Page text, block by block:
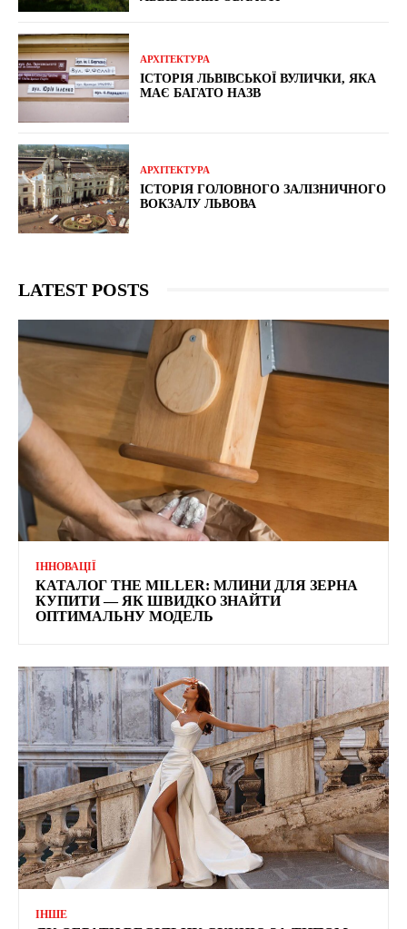
АРХІТЕКТУРА
ІСТОРІЯ ЛЬВІВСЬКОЇ ВУЛИЧКИ, ЯКА
МАЄ БАГАТО НАЗВ
АРХІТЕКТУРА
ІСТОРІЯ ГОЛОВНОГО ЗАЛІЗНИЧНОГО
ВОКЗАЛУ ЛЬВОВА
LATEST POSTS
ІННОВАЦІЇ
КАТАЛОГ THE MILLER: МЛИНИ ДЛЯ ЗЕРНА
КУПИТИ — ЯК ШВИДКО ЗНАЙТИ
ОПТИМАЛЬНУ МОДЕЛЬ
ІНШЕ